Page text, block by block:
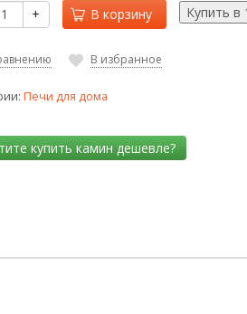
+ В корзину
В избранное
Печи для дома